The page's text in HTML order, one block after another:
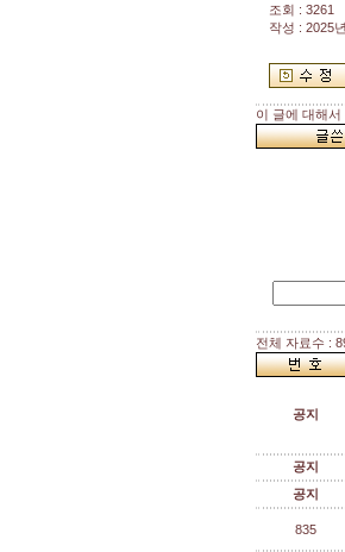
조회 : 3261
작성 : 2025
이 글에 대해서
전체 자료수 :
공지
공지
공지
835